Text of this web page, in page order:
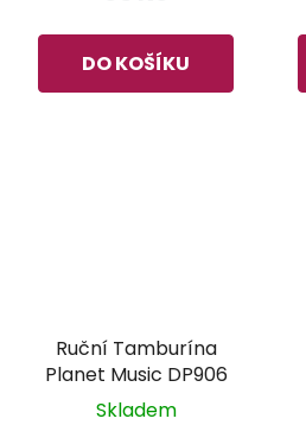
DO KOŠÍKU
Ruční Tamburína
Planet Music DP906
Skladem